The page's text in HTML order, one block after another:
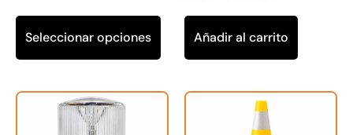
Seleccionar opciones Añadir al carrito